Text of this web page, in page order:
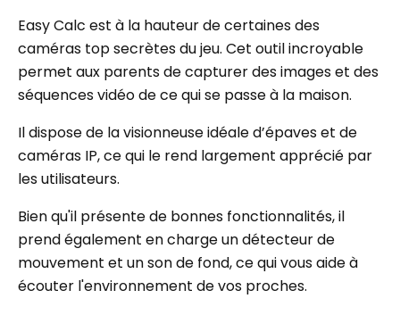
Easy Calc est à la hauteur de certaines des
caméras top secrètes du jeu. Cet outil incroyable
permet aux parents de capturer des images et des
séquences vidéo de ce qui se passe à la maison.
Il dispose de la visionneuse idéale d’épaves et de
caméras IP, ce qui le rend largement apprécié par
les utilisateurs.
Bien qu'il présente de bonnes fonctionnalités, il
prend également en charge un détecteur de
mouvement et un son de fond, ce qui vous aide à
écouter l'environnement de vos proches.